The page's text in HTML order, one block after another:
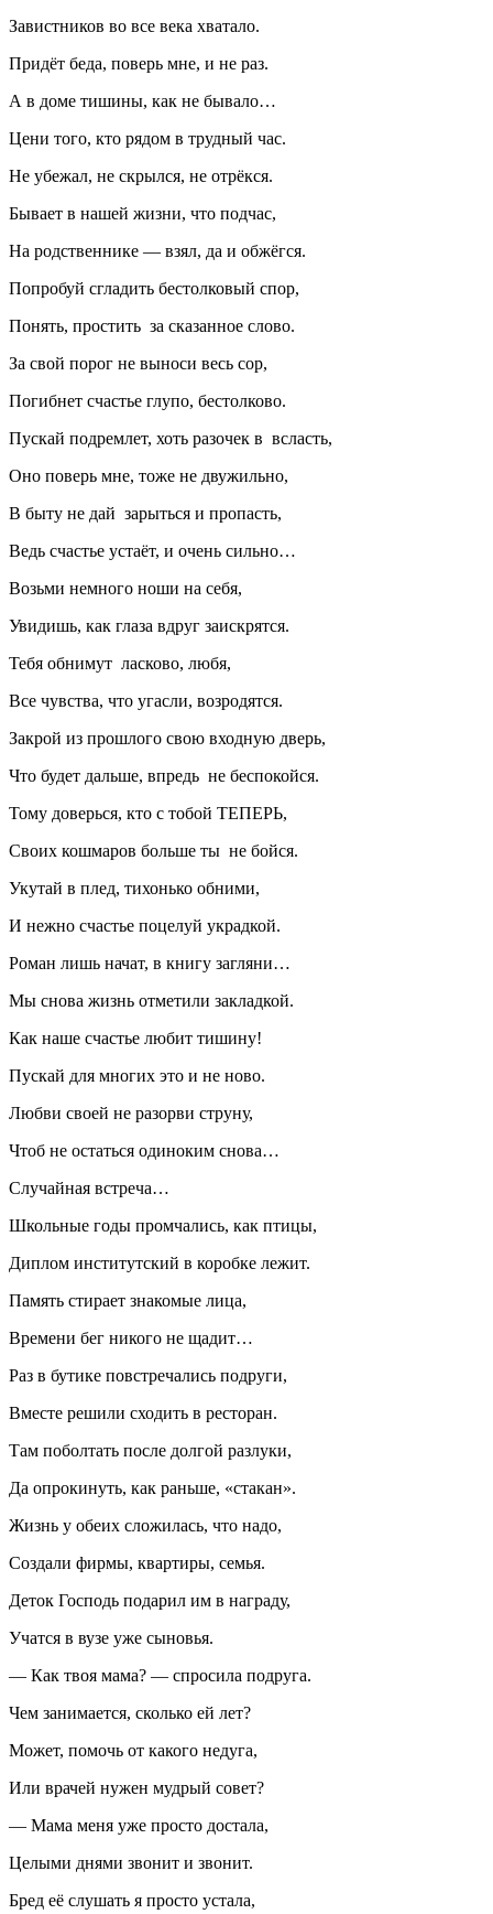
Завистников во все века хватало.
Придёт беда, поверь мне, и не раз.
А в доме тишины, как не бывало…
Цени того, кто рядом в трудный час.
Не убежал, не скрылся, не отрёкся.
Бывает в нашей жизни, что подчас,
На родственнике — взял, да и обжёгся.
Попробуй сгладить бестолковый спор,
Понять, простить за сказанное слово.
За свой порог не выноси весь сор,
Погибнет счастье глупо, бестолково.
Пускай подремлет, хоть разочек в всласть,
Оно поверь мне, тоже не двужильно,
В быту не дай зарыться и пропасть,
Ведь счастье устаёт, и очень сильно…
Возьми немного ноши на себя,
Увидишь, как глаза вдруг заискрятся.
Тебя обнимут ласково, любя,
Все чувства, что угасли, возродятся.
Закрой из прошлого свою входную дверь,
Что будет дальше, впредь не беспокойся.
Тому доверься, кто с тобой ТЕПЕРЬ,
Своих кошмаров больше ты не бойся.
Укутай в плед, тихонько обними,
И нежно счастье поцелуй украдкой.
Роман лишь начат, в книгу загляни…
Мы снова жизнь отметили закладкой.
Как наше счастье любит тишину!
Пускай для многих это и не ново.
Любви своей не разорви струну,
Чтоб не остаться одиноким снова…
Случайная встреча…
Школьные годы промчались, как птицы,
Диплом институтский в коробке лежит.
Память стирает знакомые лица,
Времени бег никого не щадит…
Раз в бутике повстречались подруги,
Вместе решили сходить в ресторан.
Там поболтать после долгой разлуки,
Да опрокинуть, как раньше, «стакан».
Жизнь у обеих сложилась, что надо,
Создали фирмы, квартиры, семья.
Деток Господь подарил им в награду,
Учатся в вузе уже сыновья.
— Как твоя мама? — спросила подруга.
Чем занимается, сколько ей лет?
Может, помочь от какого недуга,
Или врачей нужен мудрый совет?
— Мама меня уже просто достала,
Целыми днями звонит и звонит.
Бред её слушать я просто устала,